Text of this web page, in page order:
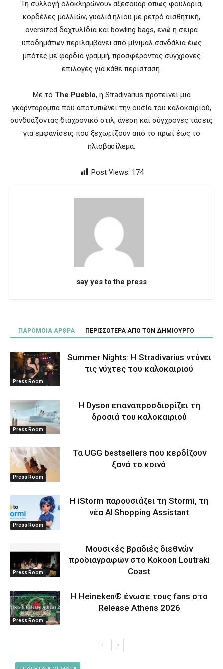
Τη συλλογή ολοκληρώνουν αξεσουάρ όπως φουλάρια,
κορδέλες μαλλιών, γυαλιά ηλίου με ρετρό αισθητική,
oversized δαχτυλίδια και bowling bags, ενώ η σειρά
υποδημάτων περιλαμβάνει από μίνιμαλ σανδάλια έως
μπότες με φαρδιά γραμμή, προσφέροντας σύγχρονες
επιλογές για κάθε περίσταση.
Με το The Pueblo, η Stradivarius προτείνει μια
γκαρνταρόμπα που αποτυπώνει την ουσία του καλοκαιριού,
συνδυάζοντας διαχρονικό στιλ, άνεση και σύγχρονες τάσεις
για εμφανίσεις που ξεχωρίζουν από το πρωί έως το
ηλιοβασίλεμα.
Post Views: 174
say yes to the press
ΠΑΡΟΜΟΙΑ ΑΡΘΡΑ ΠΕΡΙΣΣΟΤΕΡΑ ΑΠΟ ΤΟΝ ΔΗΜΙΟΥΡΓΟ
Press Room
Summer Nights: Η Stradivarius ντύνει
τις νύχτες του καλοκαιριού
Press Room
Η Dyson επαναπροσδιορίζει τη
δροσιά του καλοκαιριού
Press Room
Τα UGG bestsellers που κερδίζουν
ξανά το κοινό
Press Room
Η iStorm παρουσιάζει τη Stormi, τη
νέα AI Shopping Assistant
Press Room
Μουσικές βραδιές διεθνών
προδιαγραφών στο Kokoon Loutraki
Coast
Press Room
Η Heineken® ένωσε τους fans στο
Release Athens 2026